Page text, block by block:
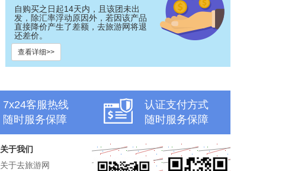
自购买之日起14天内，且该团未出
发，除汇率浮动原因外，若因该产品
直接降价产生了差额，去旅游网将退
还差价。
查看详细>>
7x24客服热线
随时服务保障
认证支付方式
随时服务保障
关于我们
关于去旅游网